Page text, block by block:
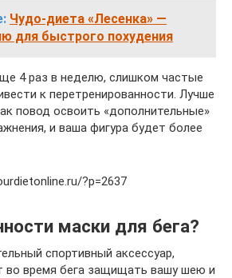
Чудо-диета «Лесенка» —
для быстрого похудения
4 раз в неделю, слишком частые
к перетренированности. Лучше
повод освоить «дополнительные»
и ваша фигура будет более
?p=2637
маски для бега?
спортивный аксессуар,
во время бега защищать вашу шею и